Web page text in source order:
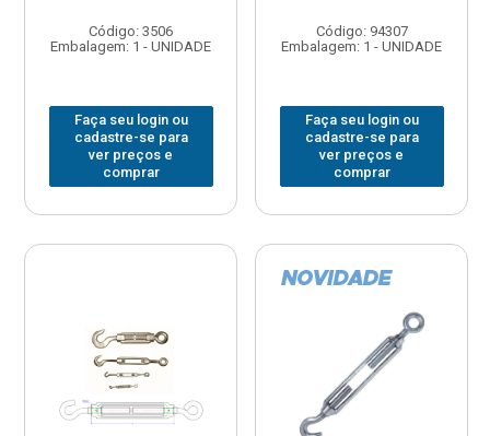
Código: 3506
Embalagem: 1 - UNIDADE
Faça seu login ou
cadastre-se para
ver preços e
comprar
Código: 94307
Embalagem: 1 - UNIDADE
Faça seu login ou
cadastre-se para
ver preços e
comprar